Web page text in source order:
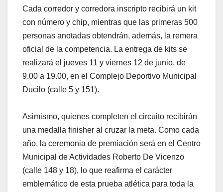
Cada corredor y corredora inscripto recibirá un kit
con número y chip, mientras que las primeras 500
personas anotadas obtendrán, además, la remera
oficial de la competencia. La entrega de kits se
realizará el jueves 11 y viernes 12 de junio, de
9.00 a 19.00, en el Complejo Deportivo Municipal
Ducilo (calle 5 y 151).
Asimismo, quienes completen el circuito recibirán
una medalla finisher al cruzar la meta. Como cada
año, la ceremonia de premiación será en el Centro
Municipal de Actividades Roberto De Vicenzo
(calle 148 y 18), lo que reafirma el carácter
emblemático de esta prueba atlética para toda la